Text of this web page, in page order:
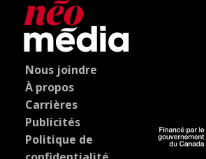
Nous joindre
À propos
Carrières
Publicités
Politique de